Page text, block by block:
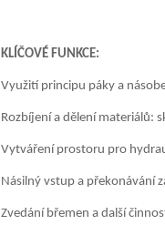
KLÍČOVÉ FUNKCE:
Využití principu páky a
Rozbíjení a dělení materiálů:
Vytváření prostoru pro
Násilný vstup a překonávání
Zvedání břemen a další